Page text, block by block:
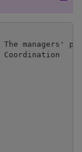
managers'